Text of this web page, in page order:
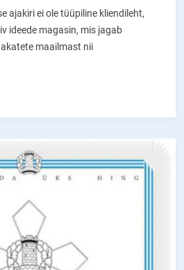
ajakiri ei ole tüüpiline kliendileht,
ideede magasin, mis jagab
maailmast nii